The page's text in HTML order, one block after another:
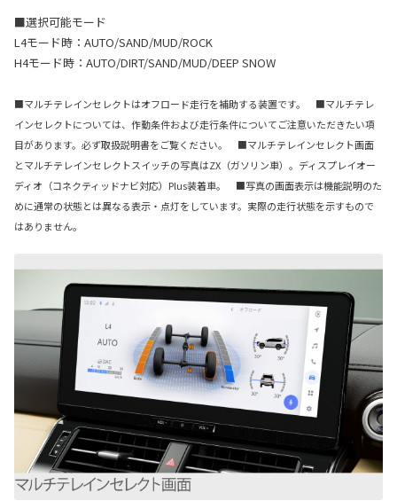
■選択可能モード
L4モード時：AUTO/SAND/MUD/ROCK
H4モード時：AUTO/DIRT/SAND/MUD/DEEP SNOW
■マルチテレインセレクトはオフロード走行を補助する装置です。 ■マルチテレ
インセレクトについては、作動条件および走行条件についてご注意いただきたい項
目があります。必ず取扱説明書をご覧ください。 ■マルチテレインセレクト画面
とマルチテレインセレクトスイッチの写真はZX（ガソリン車）。ディスプレイオー
ディオ（コネクティッドナビ対応）Plus装着車。 ■写真の画面表示は機能説明のた
めに通常の状態とは異なる表示・点灯をしています。実際の走行状態を示すもので
はありません。